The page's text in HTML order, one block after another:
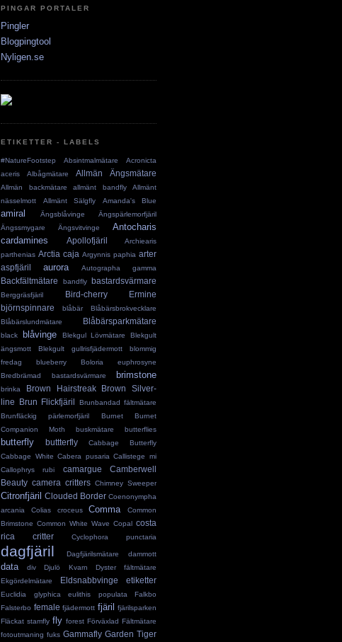
PINGAR PORTALER
Pingler
Blogpingtool
Nyligen.se
ETIKETTER - LABELS
#NatureFootstep Absintmalmätare
Acronicta
aceris
Albågmätare Allmän Ängsmätare
Allmän backmätare allmänt bandfly
Allmänt
nässelmott
Allmänt Sälgfly Amanda's Blue
amiral Ängsblåvinge
Ängspärlemorfjäril
Ängssmygare
Ängsvitvinge
Antocharis
cardamines
Apollofjäril
Archiearis
parthenias Arctia caja Argynnis paphia arter
aspfjäril
aurora Autographa gamma
Backfältmätare bandfly bastardsvärmare
Berggräsfjäril
Bird-cherry Ermine
björnspinnare
blåbär
Blåbärsbrokvecklare
Blåbärslundmätare
Blåbärsparkmätare
black blåvinge Blekgul Lövmätare
Blekgult
ängsmott
Blekgult gullrisfjädermott
blommig
fredag
blueberry
Boloria euphrosyne
Bredbrämad bastardsvärmare
brimstone
brinka Brown Hairstreak
Brown Silver-
line
Brun Flickfjäril
Brunbandad fältmätare
Brunfläckig pärlemorfjäril
Burnet
Burnet
Companion Moth
buskmätare butterflies
butterfly buttterfly
Cabbage Butterfly
Cabbage White Cabera pusaria Callistege mi
Callophrys rubi
camargue
Camberwell
Beauty camera critters Chimney Sweeper
Citronfjäril Clouded Border Coenonympha
arcania
Colias croceus Comma
Common
Brimstone Common White Wave Copal costa
rica
critter Cyclophora punctaria
dagfjäril Dagfjärilsmätare dammott
data div Djulö Kvarn
Dyster fältmätare
Ekgördelmätare
Eldsnabbvinge etiketter
Euclidia glyphica eulithis populata
Falkbo
Falsterbo female fjädermott fjäril
fjärilsparken
Fläckat stamfly fly forest Förväxlad Fältmätare
fotoutmaning fuks Gammafly Garden Tiger